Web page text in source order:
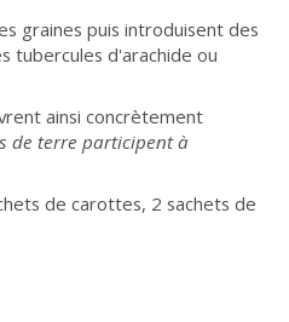
graines puis introduisent des
tubercules d'arachide ou
ainsi concrètement
de terre participent à
de carottes, 2 sachets de